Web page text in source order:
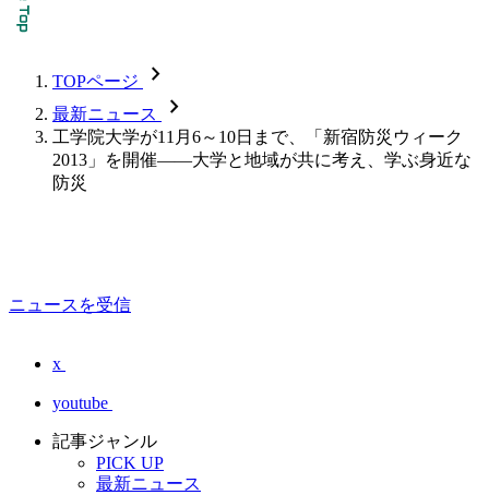
TOPページ chevron_forward
最新ニュース chevron_forward
工学院大学が11月6～10日まで、「新宿防災ウィーク
2013」を開催――大学と地域が共に考え、学ぶ身近な
防災
ニュースを受信
x
youtube
記事ジャンル
PICK UP
最新ニュース